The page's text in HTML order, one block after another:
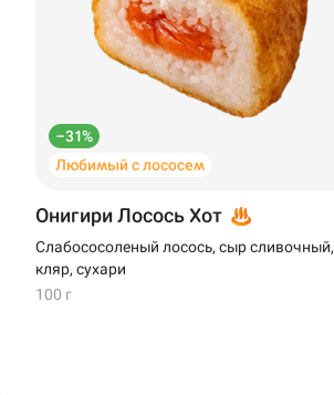
–31%
Любимый с лососем
Онигири Лосось Хот
Слабососоленый лосось, сыр сливочный,
кляр, сухари
100 г